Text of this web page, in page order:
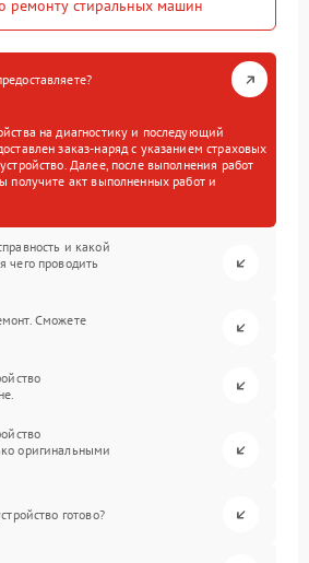
ремонту стиральных машин
на диагностику и последующий
заказ-наряд с указанием страховых
Далее, после выполнения работ
получите акт выполненных работ и
и какой
чего проводить
Сможете
оригинальными
готово?